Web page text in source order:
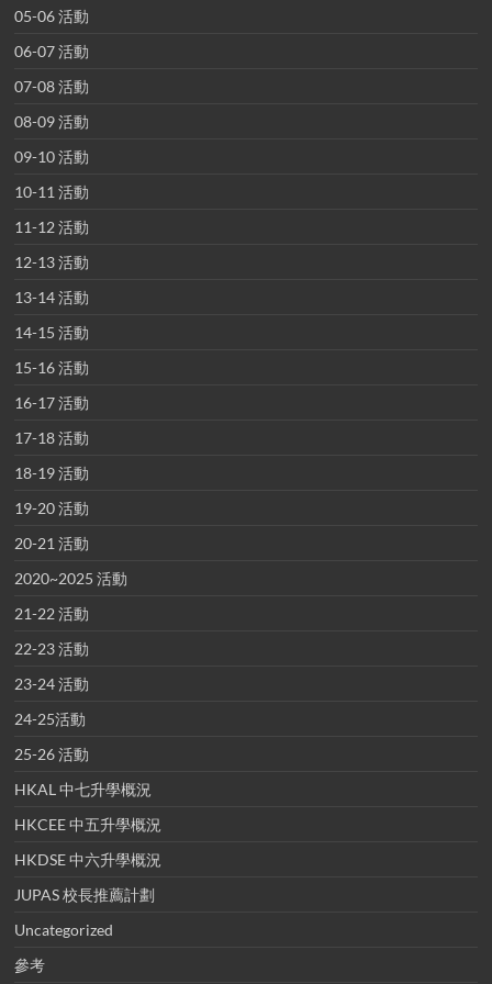
05-06 活動
06-07 活動
07-08 活動
08-09 活動
09-10 活動
10-11 活動
11-12 活動
12-13 活動
13-14 活動
14-15 活動
15-16 活動
16-17 活動
17-18 活動
18-19 活動
19-20 活動
20-21 活動
2020~2025 活動
21-22 活動
22-23 活動
23-24 活動
24-25活動
25-26 活動
HKAL 中七升學概況
HKCEE 中五升學概況
HKDSE 中六升學概況
JUPAS 校長推薦計劃
Uncategorized
參考